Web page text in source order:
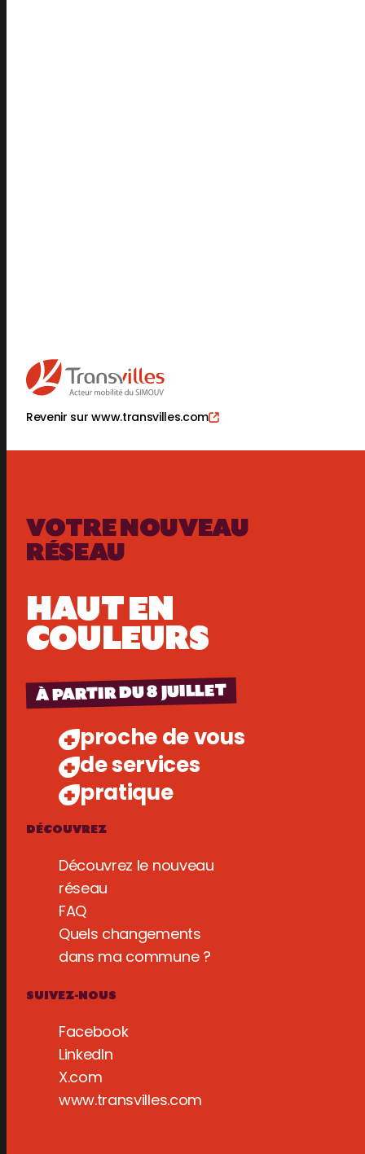
Revenir sur www.transvilles.com
VOTRE NOUVEAU
RÉSEAU
HAUT EN
COULEURS
À PARTIR DU 8 JUILLET
proche de vous
de services
pratique
DÉCOUVREZ
Découvrez le nouveau
réseau
FAQ
Quels changements
dans ma commune ?
SUIVEZ-NOUS
Facebook
LinkedIn
X.com
www.transvilles.com